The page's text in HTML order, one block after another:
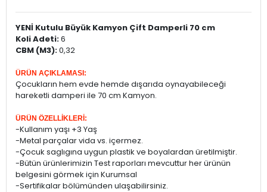
YENİ Kutulu Büyük Kamyon Çift Damperli 70 cm
Koli Adeti:6
CBM (M3):0,32
ÜRÜN AÇIKLAMASI:
Çocukların hem evde hemde dışarıda oynayabileceği
hareketli damperi ile 70 cm Kamyon.
ÜRÜN ÖZELLİKLERİ:
-Kullanım yaşı +3 Yaş
-Metal parçalar vida vs. içermez.
-Çocuk saglıgına uygun plastik ve boyalardan üretilmiştir.
-Bütün ürünlerimizin Test raporları mevcuttur her ürünün
belgesini görmek için Kurumsal
-Sertifikalar bölümünden ulaşabilirsiniz.